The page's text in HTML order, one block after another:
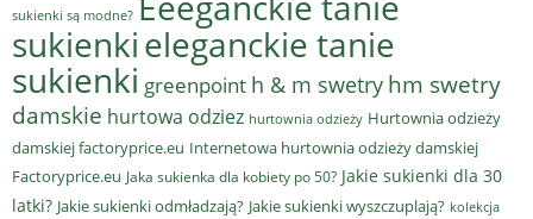
sukienki są modne?
sukienkieleganckie tanie
sukienki greenpoint h & m swetry hm swetry
damskie hurtowa odziez hurtownia odzieży Hurtownia odzieży
damskiej factoryprice.eu Internetowa hurtownia odzieży damskiej
Factoryprice.eu Jaka sukienka dla kobiety po 50? Jakie sukienki dla 30
latki? Jakie sukienki odmładzają? Jakie sukienki wyszczuplają? kolekcja